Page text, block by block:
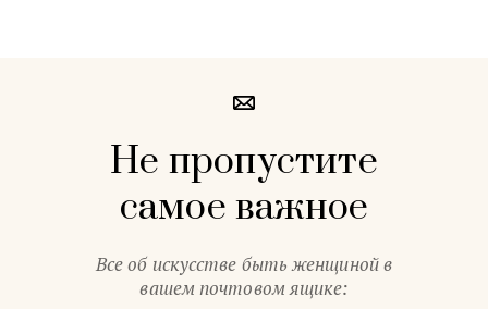
Не пропустите
самое важное
Все об искусстве быть женщиной в
вашем почтовом ящике: